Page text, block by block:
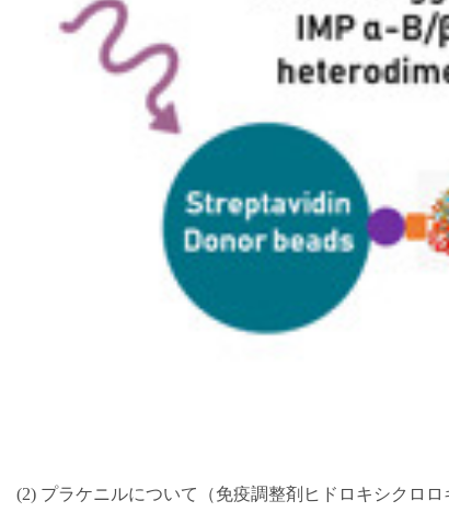
(2) プラケニルについて（免疫調整剤ヒドロキシクロロ